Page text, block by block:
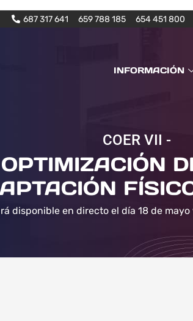
687 317 641 659 788 185 654 451 800
INFORMACIÓN
COER VII -
disponible en directo el día 18 de